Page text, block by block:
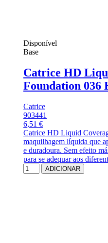
Disponível
Base
Catrice HD
Foundation 036
Catrice
903441
6,51 €
Catrice HD Liquid
maquilhagem líquida que
e duradoura. Sem efeito
para se adequar aos
ADICIONAR